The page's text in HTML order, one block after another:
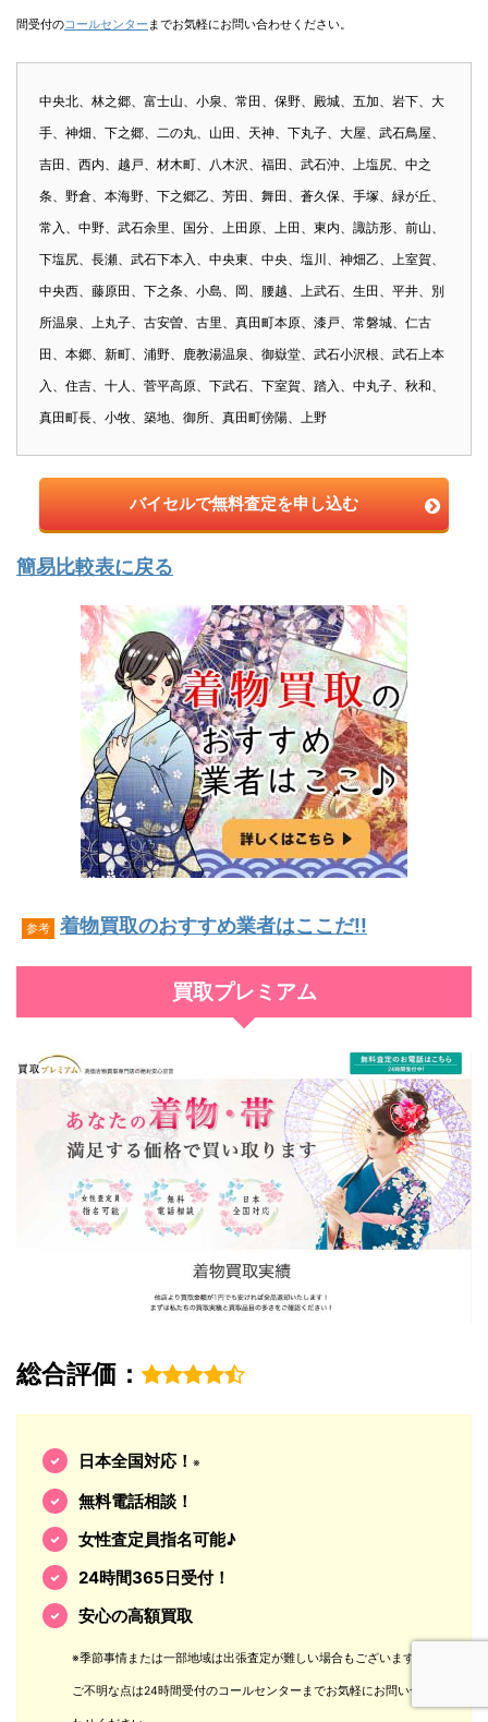
間受付のコールセンター までお気軽にお問い合わせください。
中央北、林之郷、富士山、小泉、常田、保野、殿城、五加、岩下、大
手、神畑、下之郷、二の丸、山田、天神、下丸子、大屋、武石鳥屋、
吉田、西内、越戸、材木町、八木沢、福田、武石沖、上塩尻、中之
条、野倉、本海野、下之郷乙、芳田、舞田、蒼久保、手塚、緑が丘、
常入、中野、武石余里、国分、上田原、上田、東内、諏訪形、前山、
下塩尻、長瀬、武石下本入、中央東、中央、塩川、神畑乙、上室賀、
中央西、藤原田、下之条、小島、岡、腰越、上武石、生田、平井、別
所温泉、上丸子、古安曽、古里、真田町本原、漆戸、常磐城、仁古
田、本郷、新町、浦野、鹿教湯温泉、御嶽堂、武石小沢根、武石上本
入、住吉、十人、菅平高原、下武石、下室賀、踏入、中丸子、秋和、
真田町長、小牧、築地、御所、真田町傍陽、上野
バイセルで無料査定を申し込む
簡易比較表に戻る
参考 着物買取のおすすめ業者はここだ!!
買取プレミアム
総合評価：
日本全国対応！ ※
無料電話相談！
女性査定員指名可能♪
24時間365日受付！
安心の高額買取
※季節事情または一部地域は出張査定が難しい場合もございます。
ご不明な点は24時間受付のコールセンターまでお気軽にお問い合